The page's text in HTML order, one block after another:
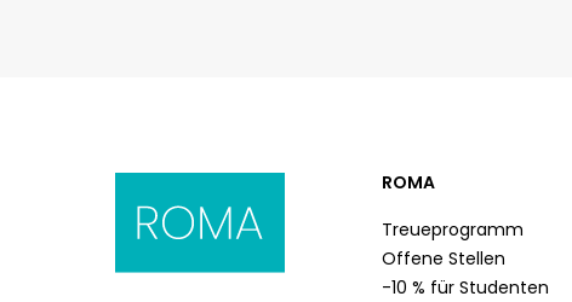
ROMA
Treueprogramm
Offene Stellen
-10 % für Studenten